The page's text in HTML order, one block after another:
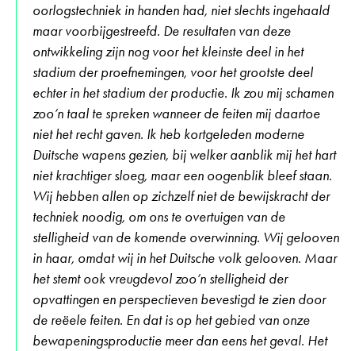
oorlogstechniek in handen had, niet slechts ingehaald
maar voorbijgestreefd. De resultaten van deze
ontwikkeling zijn nog voor het kleinste deel in het
stadium der proefnemingen, voor het grootste deel
echter in het stadium der productie. Ik zou mij schamen
zoo’n taal te spreken wanneer de feiten mij daartoe
niet het recht gaven. Ik heb kortgeleden moderne
Duitsche wapens gezien, bij welker aanblik mij het hart
niet krachtiger sloeg, maar een oogenblik bleef staan.
Wij hebben allen op zichzelf niet de bewijskracht der
techniek noodig, om ons te overtuigen van de
stelligheid van de komende overwinning. Wij gelooven
in haar, omdat wij in het Duitsche volk gelooven. Maar
het stemt ook vreugdevol zoo’n stelligheid der
opvattingen en perspectieven bevestigd te zien door
de reëele feiten. En dat is op het gebied van onze
bewapeningsproductie meer dan eens het geval. Het